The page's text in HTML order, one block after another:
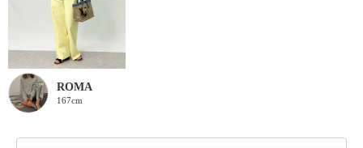
ROMA
167cm